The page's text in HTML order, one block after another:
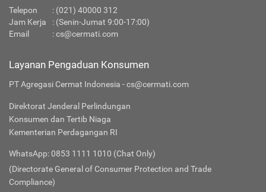
Telepon : (021) 40000 312
Jam Kerja
: (Senin-Jumat 9:00-17:00)
Email
:cs@cermati.com
Layanan Pengaduan Konsumen
PT Agregasi Cermat Indonesia - cs@cermati.com
Direktorat Jenderal Perlindungan
Konsumen dan Tertib Niaga
Kementerian Perdagangan RI
WhatsApp: 0853 1111 1010 (Chat Only)
(Directorate General of Consumer Protection and Trade
Compliance)